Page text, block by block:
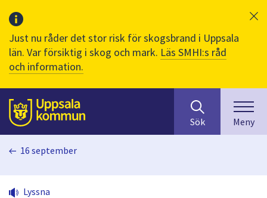
Just nu råder det stor risk för skogsbrand i Uppsala
län. Var försiktig i skog och mark. Läs SMHI:s råd
och information.
Till sidans
huvudinnehåll
efter
innehåll
på
Sök Meny
16 september
Lyssna